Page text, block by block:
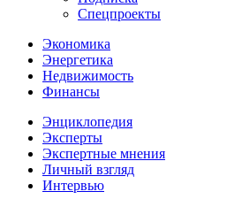
Спецпроекты
Экономика
Энергетика
Недвижимость
Финансы
Энциклопедия
Эксперты
Экспертные мнения
Личный взгляд
Интервью